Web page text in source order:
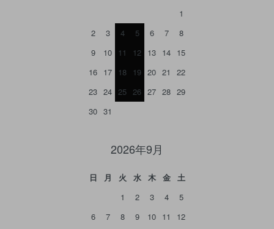
1
2
3 4 5 6 7
8
9
10 11 12 13 14 15
16 17 18 19 20 21
22
23 24 25 26 27 28 29
30 31
2026年9月
日 月 火 水 木 金
土
1
2 3 4
5
6
7 8 9 10 11
12